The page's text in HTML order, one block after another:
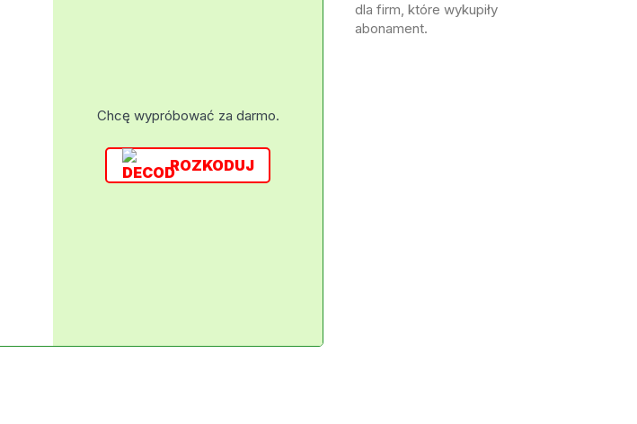
Chcę wypróbować za darmo.
ROZKODUJ
dla firm, które wykupiły
abonament.